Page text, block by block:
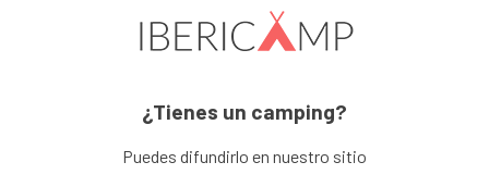
¿Tienes un camping?
Puedes difundirlo en nuestro sitio